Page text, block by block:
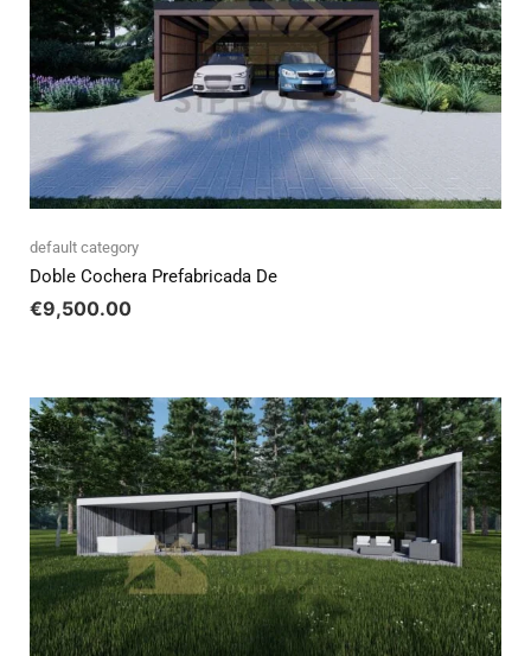
default category
Doble Cochera Prefabricada De
€9,500.00